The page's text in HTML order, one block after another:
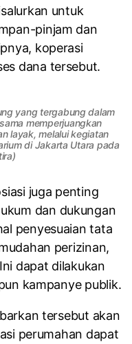
untuk
pinjam dan
koperasi
dana tersebut.
yang tergabung dalam
memperjuangkan
layak, melalui kegiatan
di Jakarta Utara pada
juga penting
dan dukungan
penyesuaian tata
perizinan,
dapat dilakukan
kampanye publik.
tersebut akan
perumahan dapat